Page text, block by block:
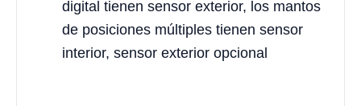
digital tienen sensor exterior, los mantos
de posiciones múltiples tienen sensor
interior, sensor exterior opcional